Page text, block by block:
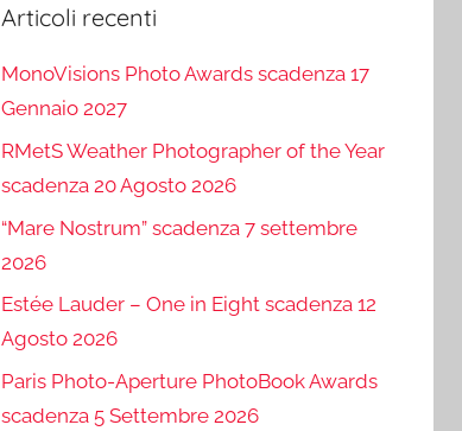
Articoli recenti
MonoVisions Photo Awards scadenza 17
Gennaio 2027
RMetS Weather Photographer of the Year
scadenza 20 Agosto 2026
“Mare Nostrum” scadenza 7 settembre
2026
Estée Lauder – One in Eight scadenza 12
Agosto 2026
Paris Photo-Aperture PhotoBook Awards
scadenza 5 Settembre 2026